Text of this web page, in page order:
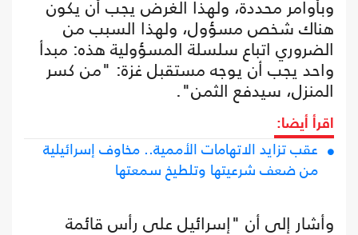
وبأوامر محددة، ولهذا الغرض يجب أن يكون
هناك شخص مسؤول، ولهذا السبب من
الضروري اتباع سلسلة المسؤولية هذه: مبدأ
واحد يجب أن يوجه مستقبل غزة: "من كسر
المنزل، سيدفع الثمن".
اقرأ أيضا:
عقب تزايد الاتهامات الأممية.. مخاوف إسرائيلية
من ضعف شرعيتها وتلطيخ سمعتها
وأشار إلى أن "إسرائيل على رأس قائمة